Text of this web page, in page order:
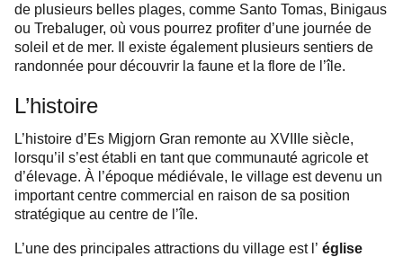
de plusieurs belles plages, comme Santo Tomas, Binigaus
ou Trebaluger, où vous pourrez profiter d’une journée de
soleil et de mer. Il existe également plusieurs sentiers de
randonnée pour découvrir la faune et la flore de l’île.
L’histoire
L’histoire d’Es Migjorn Gran remonte au XVIIIe siècle,
lorsqu’il s’est établi en tant que communauté agricole et
d’élevage. À l’époque médiévale, le village est devenu un
important centre commercial en raison de sa position
stratégique au centre de l’île.
L’une des principales attractions du village est l’ église